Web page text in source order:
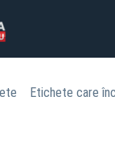
Etichete care